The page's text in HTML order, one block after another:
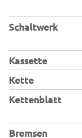
Schaltwerk
Kassette
Kette
Kettenblatt
Bremsen